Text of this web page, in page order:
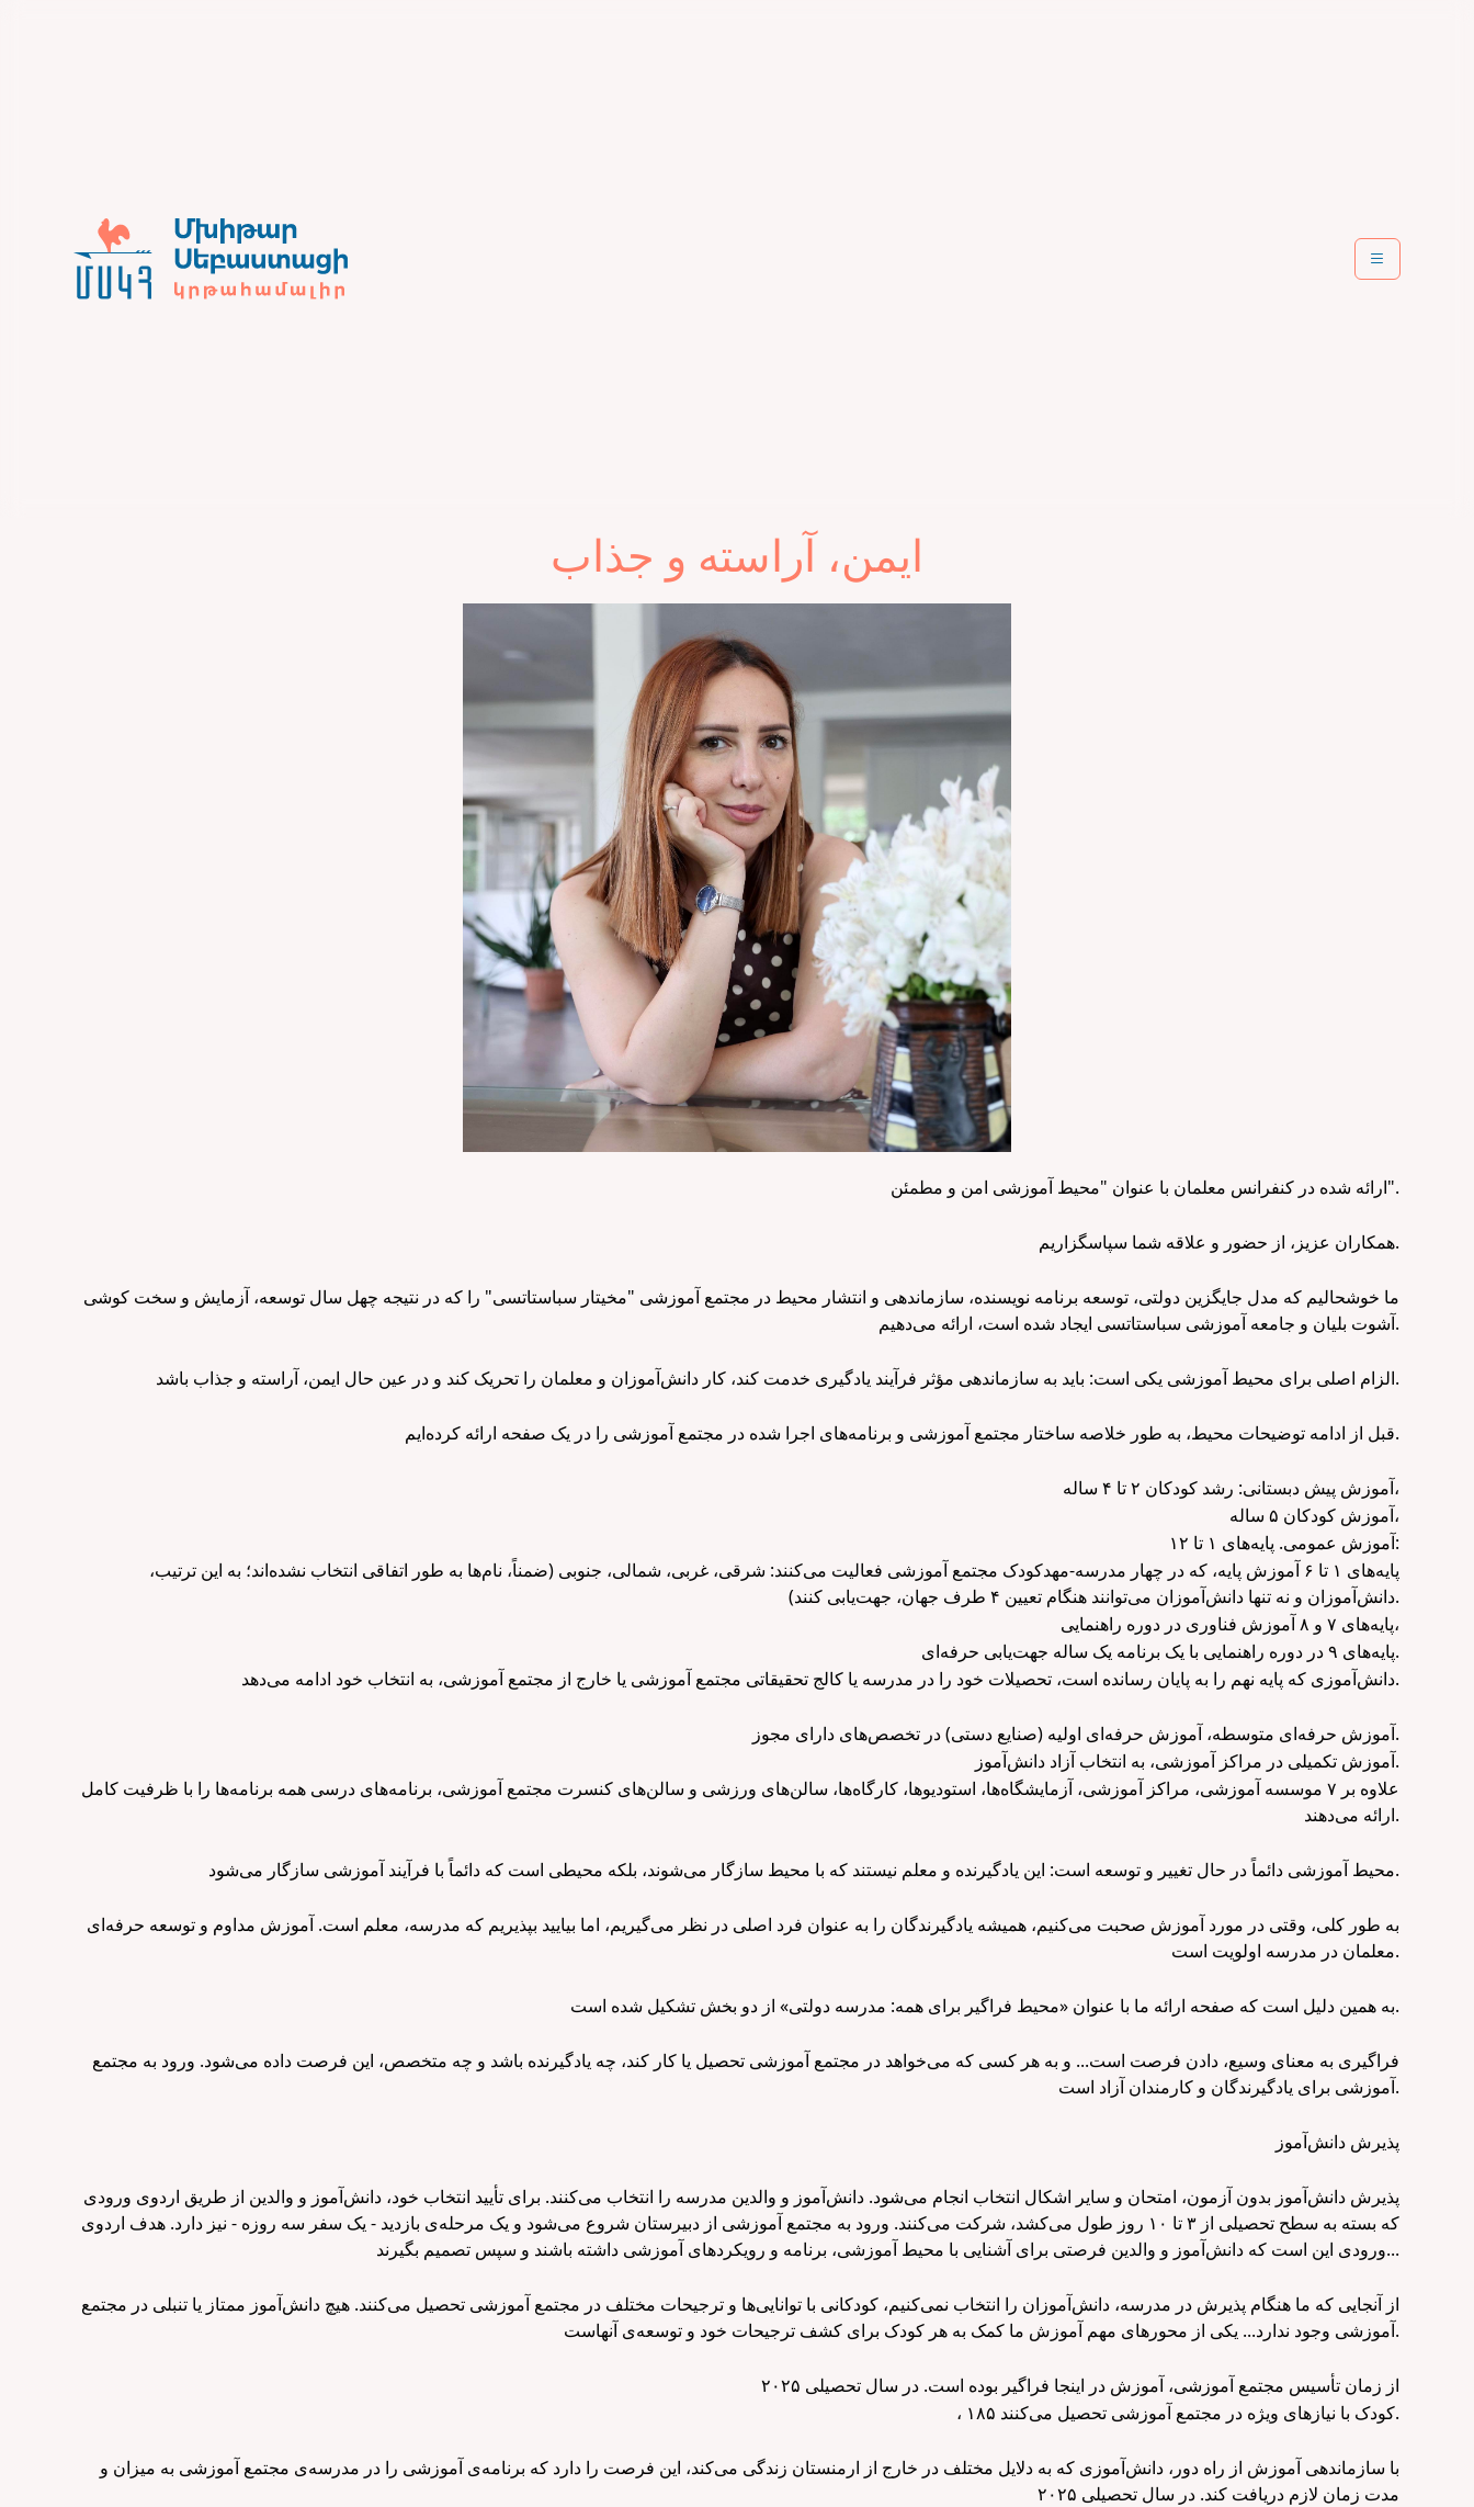
ایمن، آراسته و جذاب
ارائه شده در کنفرانس معلمان با عنوان "محیط آموزشی امن و مطمئن".
همکاران عزیز، از حضور و علاقه شما سپاسگزاریم.
ما خوشحالیم که مدل جایگزین دولتی، توسعه برنامه نویسنده، سازماندهی و انتشار محیط در مجتمع آموزشی "مخیتار سباستاتسی" را که در نتیجه چهل سال توسعه، آزمایش و سخت کوشی
آشوت بلیان و جامعه آموزشی سباستاتسی ایجاد شده است، ارائه می‌دهیم.
الزام اصلی برای محیط آموزشی یکی است: باید به سازماندهی مؤثر فرآیند یادگیری خدمت کند، کار دانش‌آموزان و معلمان را تحریک کند و در عین حال ایمن، آراسته و جذاب باشد.
قبل از ادامه توضیحات محیط، به طور خلاصه ساختار مجتمع آموزشی و برنامه‌های اجرا شده در مجتمع آموزشی را در یک صفحه ارائه کرده‌ایم.
آموزش پیش دبستانی: رشد کودکان ۲ تا ۴ ساله،
آموزش کودکان ۵ ساله،
آموزش عمومی. پایه‌های ۱ تا ۱۲:
پایه‌های ۱ تا ۶ آموزش پایه، که در چهار مدرسه-مهدکودک مجتمع آموزشی فعالیت می‌کنند: شرقی، غربی، شمالی، جنوبی (ضمناً، نام‌ها به طور اتفاقی انتخاب نشده‌اند؛ به این ترتیب،
دانش‌آموزان و نه تنها دانش‌آموزان می‌توانند هنگام تعیین ۴ طرف جهان، جهت‌یابی کنند).
پایه‌های ۷ و ۸ آموزش فناوری در دوره راهنمایی،
پایه‌های ۹ در دوره راهنمایی با یک برنامه یک ساله جهت‌یابی حرفه‌ای.
دانش‌آموزی که پایه نهم را به پایان رسانده است، تحصیلات خود را در مدرسه یا کالج تحقیقاتی مجتمع آموزشی یا خارج از مجتمع آموزشی، به انتخاب خود ادامه می‌دهد.
آموزش حرفه‌ای متوسطه، آموزش حرفه‌ای اولیه (صنایع دستی) در تخصص‌های دارای مجوز.
آموزش تکمیلی در مراکز آموزشی، به انتخاب آزاد دانش‌آموز.
علاوه بر ۷ موسسه آموزشی، مراکز آموزشی، آزمایشگاه‌ها، استودیوها، کارگاه‌ها، سالن‌های ورزشی و سالن‌های کنسرت مجتمع آموزشی، برنامه‌های درسی همه برنامه‌ها را با ظرفیت کامل
ارائه می‌دهند.
محیط آموزشی دائماً در حال تغییر و توسعه است: این یادگیرنده و معلم نیستند که با محیط سازگار می‌شوند، بلکه محیطی است که دائماً با فرآیند آموزشی سازگار می‌شود.
به طور کلی، وقتی در مورد آموزش صحبت می‌کنیم، همیشه یادگیرندگان را به عنوان فرد اصلی در نظر می‌گیریم، اما بیایید بپذیریم که مدرسه، معلم است. آموزش مداوم و توسعه حرفه‌ای
معلمان در مدرسه اولویت است.
به همین دلیل است که صفحه ارائه ما با عنوان «محیط فراگیر برای همه: مدرسه دولتی» از دو بخش تشکیل شده است.
فراگیری به معنای وسیع، دادن فرصت است... و به هر کسی که می‌خواهد در مجتمع آموزشی تحصیل یا کار کند، چه یادگیرنده باشد و چه متخصص، این فرصت داده می‌شود. ورود به مجتمع
آموزشی برای یادگیرندگان و کارمندان آزاد است.
پذیرش دانش‌آموز
پذیرش دانش‌آموز بدون آزمون، امتحان و سایر اشکال انتخاب انجام می‌شود. دانش‌آموز و والدین مدرسه را انتخاب می‌کنند. برای تأیید انتخاب خود، دانش‌آموز و والدین از طریق اردوی ورودی
که بسته به سطح تحصیلی از ۳ تا ۱۰ روز طول می‌کشد، شرکت می‌کنند. ورود به مجتمع آموزشی از دبیرستان شروع می‌شود و یک مرحله‌ی بازدید - یک سفر سه روزه - نیز دارد. هدف اردوی
ورودی این است که دانش‌آموز و والدین فرصتی برای آشنایی با محیط آموزشی، برنامه و رویکردهای آموزشی داشته باشند و سپس تصمیم بگیرند...
از آنجایی که ما هنگام پذیرش در مدرسه، دانش‌آموزان را انتخاب نمی‌کنیم، کودکانی با توانایی‌ها و ترجیحات مختلف در مجتمع آموزشی تحصیل می‌کنند. هیچ دانش‌آموز ممتاز یا تنبلی در مجتمع
آموزشی وجود ندارد... یکی از محورهای مهم آموزش ما کمک به هر کودک برای کشف ترجیحات خود و توسعه‌ی آنهاست.
از زمان تأسیس مجتمع آموزشی، آموزش در اینجا فراگیر بوده است. در سال تحصیلی ۲۰۲۵
، ۱۸۵ کودک با نیازهای ویژه در مجتمع آموزشی تحصیل می‌کنند.
با سازماندهی آموزش از راه دور، دانش‌آموزی که به دلایل مختلف در خارج از ارمنستان زندگی می‌کند، این فرصت را دارد که برنامه‌ی آموزشی را در مدرسه‌ی مجتمع آموزشی به میزان و
مدت زمان لازم دریافت کند. در سال تحصیلی ۲۰۲۵